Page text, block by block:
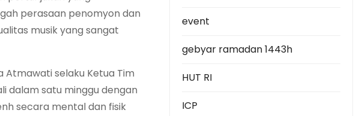
perasaan penomyon dan
musik yang sangat
selaku Ketua Tim
dalam satu minggu dengan
secara mental dan fisik
event
gebyar ramadan 1443h
HUT RI
ICP